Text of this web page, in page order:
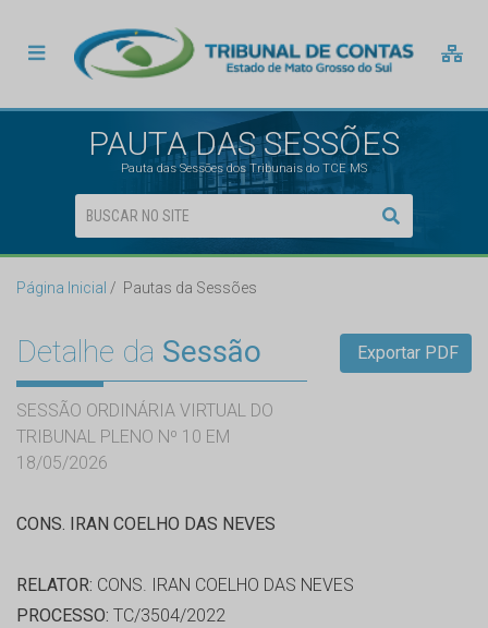
PAUTA DAS SESSÕES
Pauta das Sessões dos Tribunais do TCE MS
Página Inicial Pautas da Sessões
Detalhe da Sessão
SESSÃO ORDINÁRIA VIRTUAL DO
TRIBUNAL PLENO Nº 10 EM
18/05/2026
Exportar PDF
CONS. IRAN COELHO DAS NEVES
RELATOR: CONS. IRAN COELHO DAS NEVES
PROCESSO: TC/3504/2022